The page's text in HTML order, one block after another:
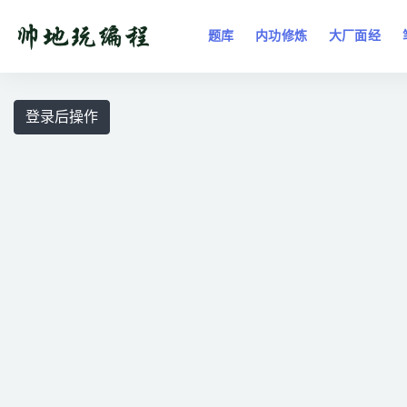
题库 内功修炼 大厂面经
登录后操作